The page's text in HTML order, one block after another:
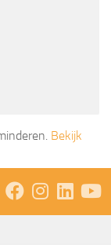
Bekijk